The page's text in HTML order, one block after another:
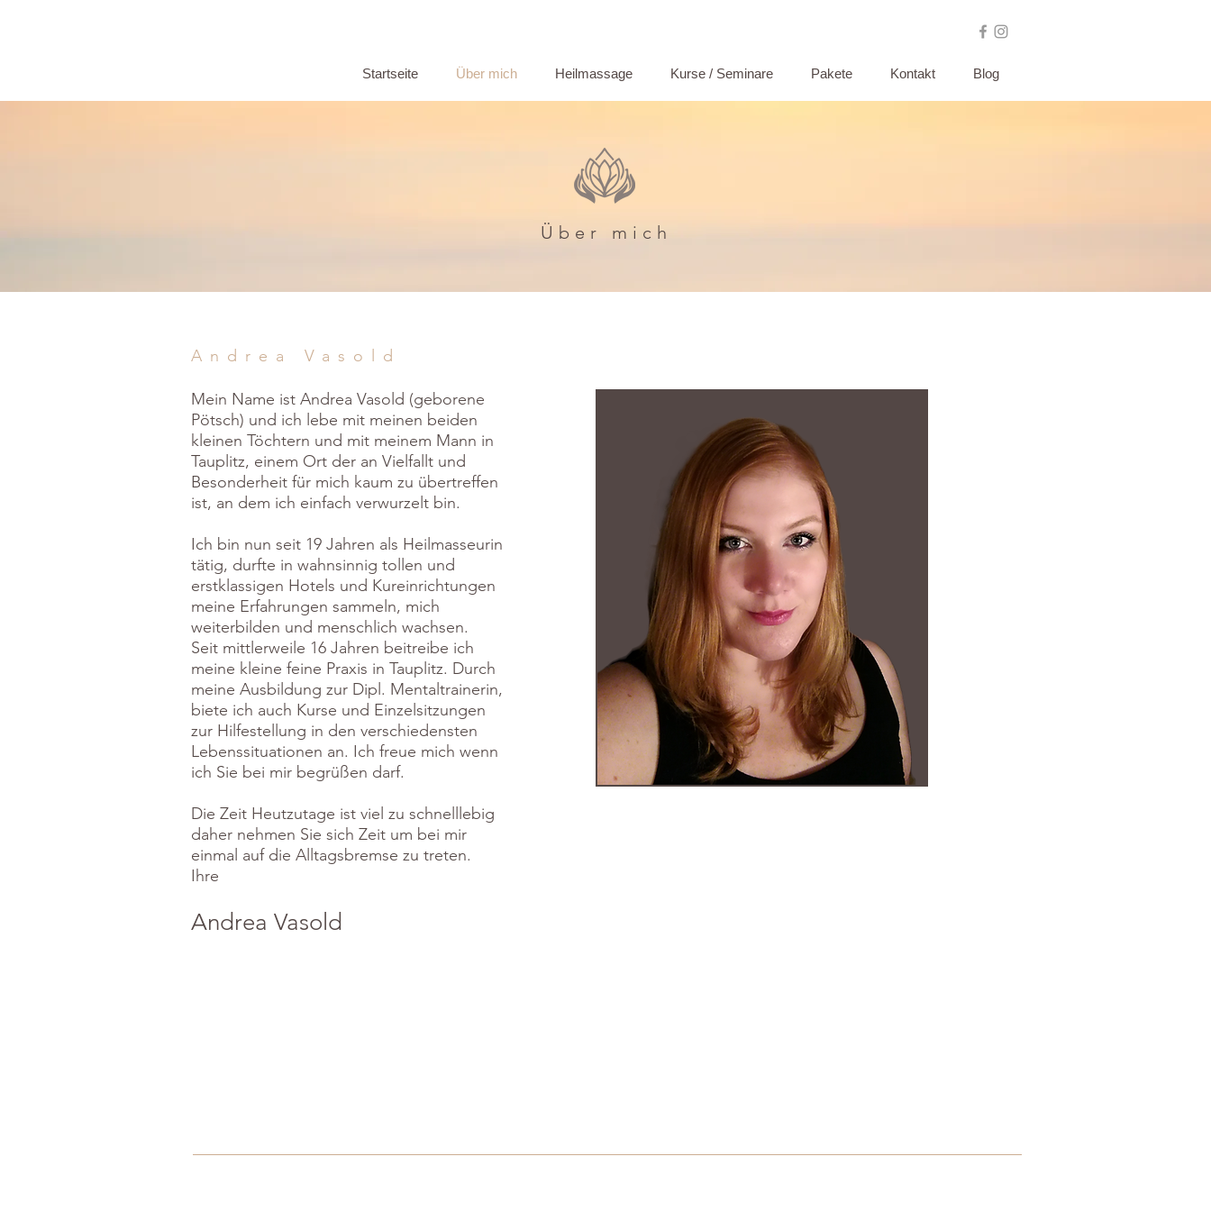
Startseite Über mich Heilmassage Kurse / Seminare Pakete Kontakt Blog
Über mich
Andrea Vasold
Mein Name ist Andrea Vasold (geborene
Pötsch) und ich lebe mit meinen beiden
kleinen Töchtern und mit meinem Mann in
Tauplitz, einem Ort der an Vielfallt und
Besonderheit für mich kaum zu übertreffen
ist, an dem ich einfach verwurzelt bin.
Ich bin nun seit 19 Jahren als Heilmasseurin
tätig, durfte in wahnsinnig tollen und
erstklassigen Hotels und Kureinrichtungen
meine Erfahrungen sammeln, mich
weiterbilden und menschlich wachsen.
Seit mittlerweile 16 Jahren beitreibe ich
meine kleine feine Praxis in Tauplitz. Durch
meine Ausbildung zur Dipl. Mentaltrainerin,
biete ich auch Kurse und Einzelsitzungen
zur Hilfestellung in den verschiedensten
Lebenssituationen an. Ich freue mich wenn
ich Sie bei mir begrüßen darf.
Die Zeit Heutzutage ist viel zu schnelllebig
daher nehmen Sie sich Zeit um bei mir
einmal auf die Alltagsbremse zu treten.
Ihre
Andrea Vasold